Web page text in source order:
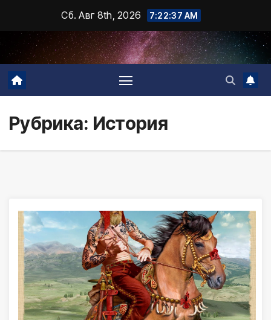
содержимому
Сб. Авг 8th, 2026 7:22:39 AM
Рубрика: История